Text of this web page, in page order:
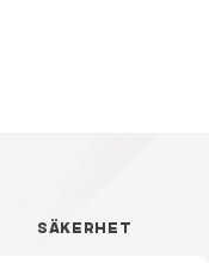
SÄKERHET